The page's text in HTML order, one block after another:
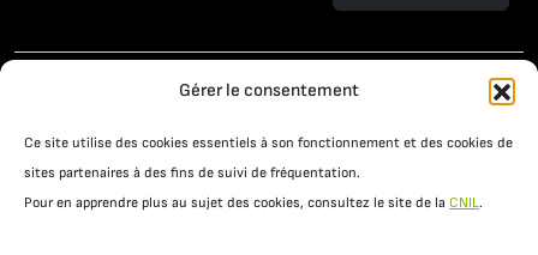
Gérer le consentement
Ce site utilise des cookies essentiels à son fonctionnement et des cookies de
sites partenaires à des fins de suivi de fréquentation.
Pour en apprendre plus au sujet des cookies, consultez le site de la CNIL.
L’AGROÉCOLOGIE
LE PROJET OSAÉ
PRATIQUES AGROÉCOLOGIQUES
RESSOURCES